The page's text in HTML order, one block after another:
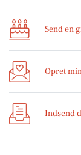
Send en
Opret
Indsend